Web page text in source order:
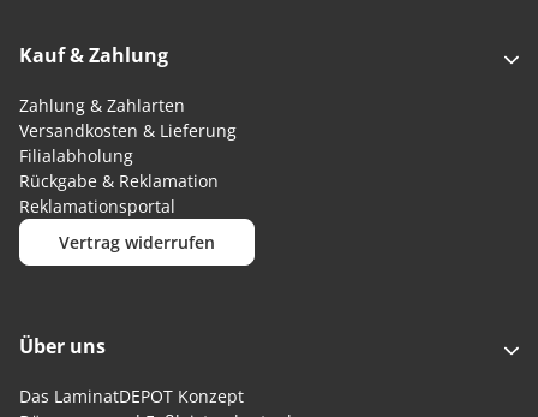
Kauf & Zahlung
Zahlung & Zahlarten
Versandkosten & Lieferung
Filialabholung
Rückgabe & Reklamation
Reklamationsportal
Vertrag widerrufen
Über uns
Das LaminatDEPOT Konzept